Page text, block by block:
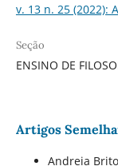
v. 13 n. 25 (2022):
Seção
ENSINO DE
Artigos
Andreia